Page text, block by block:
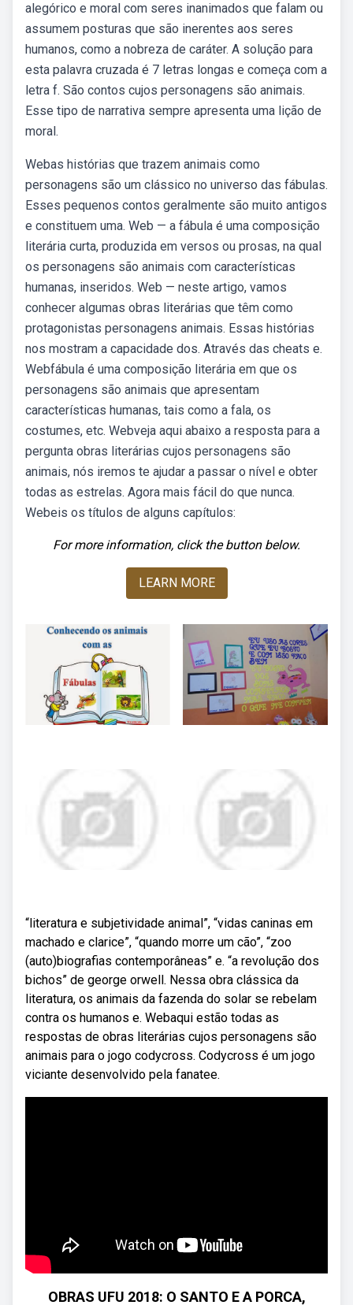
alegórico e moral com seres inanimados que falam ou
assumem posturas que são inerentes aos seres
humanos, como a nobreza de caráter. A solução para
esta palavra cruzada é 7 letras longas e começa com a
letra f. São contos cujos personagens são animais.
Esse tipo de narrativa sempre apresenta uma lição de
moral.
Webas histórias que trazem animais como
personagens são um clássico no universo das fábulas.
Esses pequenos contos geralmente são muito antigos
e constituem uma. Web — a fábula é uma composição
literária curta, produzida em versos ou prosas, na qual
os personagens são animais com características
humanas, inseridos. Web — neste artigo, vamos
conhecer algumas obras literárias que têm como
protagonistas personagens animais. Essas histórias
nos mostram a capacidade dos. Através das cheats e.
Webfábula é uma composição literária em que os
personagens são animais que apresentam
características humanas, tais como a fala, os
costumes, etc. Webveja aqui abaixo a resposta para a
pergunta obras literárias cujos personagens são
animais, nós iremos te ajudar a passar o nível e obter
todas as estrelas. Agora mais fácil do que nunca.
Webeis os títulos de alguns capítulos:
For more information, click the button below.
LEARN MORE
“literatura e subjetividade animal”, “vidas caninas em
machado e clarice”, “quando morre um cão”, “zoo
(auto)biografias contemporâneas” e. “a revolução dos
bichos” de george orwell. Nessa obra clássica da
literatura, os animais da fazenda do solar se rebelam
contra os humanos e. Webaqui estão todas as
respostas de obras literárias cujos personagens são
animais para o jogo codycross. Codycross é um jogo
viciante desenvolvido pela fanatee.
OBRAS UFU 2018: O SANTO E A PORCA,